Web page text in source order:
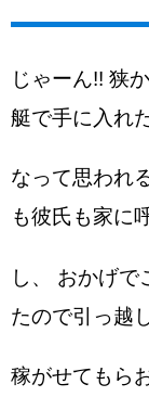
じゃーん!! 狭
艇で手に入れ
なって思われ
も彼氏も家に
し、 おかげで
たので引っ越
稼がせてもら